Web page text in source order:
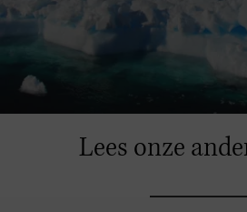
Lees onze